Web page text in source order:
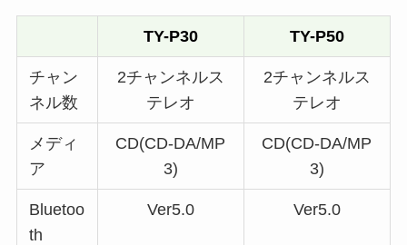
TY-P30 TY-P50
チャン
ネル数
2チャンネルス
テレオ
2チャンネルス
テレオ
メディ
ア
CD(CD-DA/MP
3)
CD(CD-DA/MP
3)
Bluetoo
th
Ver5.0 Ver5.0